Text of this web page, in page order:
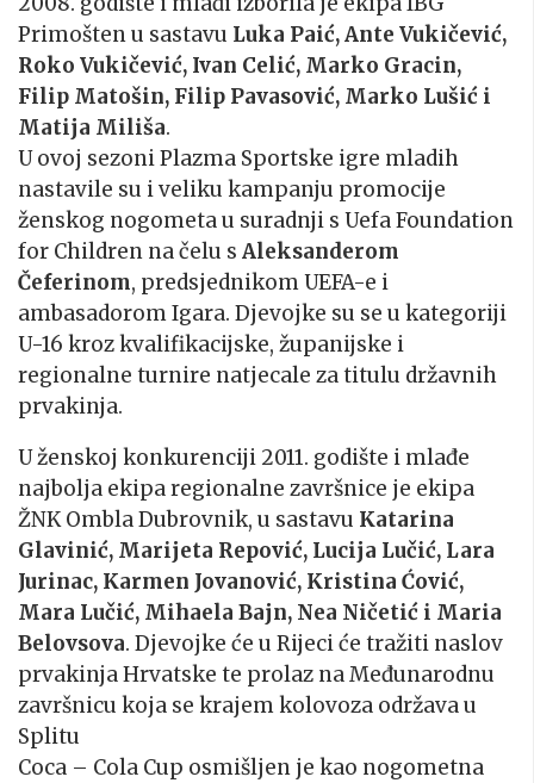
Primošten u sastavu Luka Paić, Ante Vukičević,
Roko Vukičević, Ivan Celić, Marko Gracin,
Filip Matošin, Filip Pavasović, Marko Lušić i
Matija Miliša.
U ovoj sezoni Plazma Sportske igre mladih
nastavile su i veliku kampanju promocije
ženskog nogometa u suradnji s Uefa Foundation
for Children na čelu s Aleksanderom
Čeferinom, predsjednikom UEFA-e i
ambasadorom Igara. Djevojke su se u kategoriji
U-16 kroz kvalifikacijske, županijske i
regionalne turnire natjecale za titulu državnih
prvakinja.
U ženskoj konkurenciji 2011. godište i mlađe
najbolja ekipa regionalne završnice je ekipa
ŽNK Ombla Dubrovnik, u sastavu Katarina
Glavinić, Marijeta Repović, Lucija Lučić, Lara
Jurinac, Karmen Jovanović, Kristina Ćović,
Mara Lučić, Mihaela Bajn, Nea Ničetić i Maria
Belovsova. Djevojke će u Rijeci će tražiti naslov
prvakinja Hrvatske te prolaz na Međunarodnu
završnicu koja se krajem kolovoza održava u
Splitu
Coca – Cola Cup osmišljen je kao nogometna